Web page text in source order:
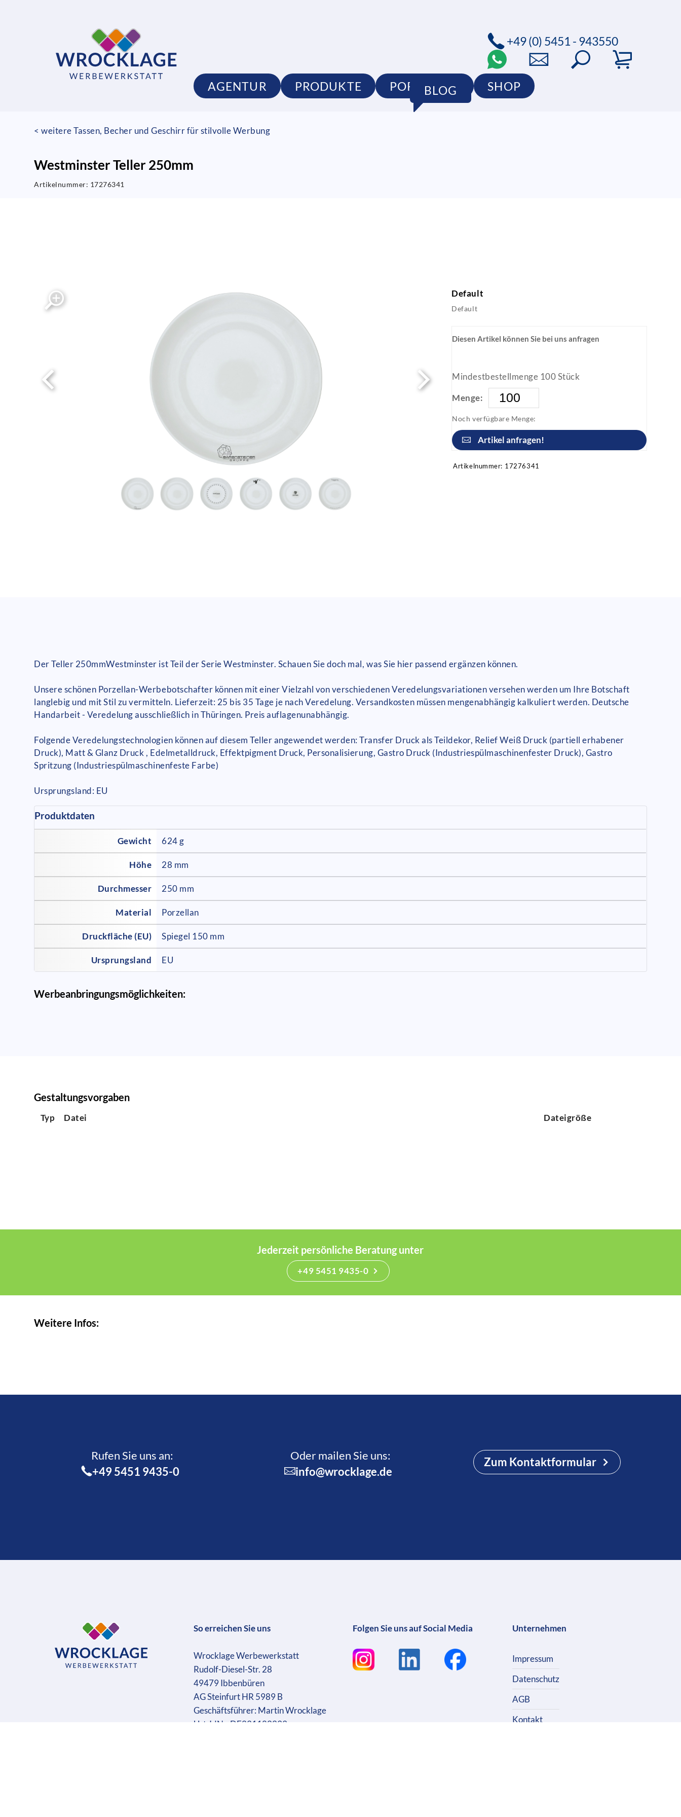
AGENTUR PRODUKTE PORTFOLIO SHOP
BLOG
+49 (0) 5451 - 943550
< weitere Tassen, Becher und Geschirr für stilvolle Werbung
Westminster Teller 250mm
Artikelnummer: 17276341
Default
Default
Diesen Artikel können Sie bei uns anfragen
Mindestbestellmenge 100 Stück
Menge:
Noch verfügbare Menge:
Artikel anfragen!
Artikelnummer: 17276341
Der Teller 250mmWestminster ist Teil der Serie Westminster. Schauen Sie doch mal, was Sie hier passend ergänzen können.
Unsere schönen Porzellan-Werbebotschafter können mit einer Vielzahl von verschiedenen Veredelungsvariationen versehen werden um Ihre Botschaft
langlebig und mit Stil zu vermitteln. Lieferzeit: 25 bis 35 Tage je nach Veredelung. Versandkosten müssen mengenabhängig kalkuliert werden. Deutsche
Handarbeit - Veredelung ausschließlich in Thüringen. Preis auflagenunabhängig.
Folgende Veredelungstechnologien können auf diesem Teller angewendet werden: Transfer Druck als Teildekor, Relief Weiß Druck (partiell erhabener
Druck), Matt & Glanz Druck , Edelmetalldruck, Effektpigment Druck, Personalisierung, Gastro Druck (Industriespülmaschinenfester Druck), Gastro
Spritzung (Industriespülmaschinenfeste Farbe)
Ursprungsland: EU
Produktdaten
Gewicht 624 g
Höhe 28 mm
Durchmesser 250 mm
Material Porzellan
Druckfläche (EU) Spiegel 150 mm
Ursprungsland EU
Werbeanbringungsmöglichkeiten:
Gestaltungsvorgaben
Typ Datei Dateigröße
Jederzeit persönliche Beratung unter
+49 5451 9435-0
Weitere Infos:
Rufen Sie uns an:­
+49 5451 9435-0
Oder mailen Sie uns:
info@wrocklage.de
Zum Kontaktformular
So erreichen Sie uns
Wrocklage Werbewerkstatt
Rudolf-Diesel-Str. 28
49479 Ibbenbüren
AG Steinfurt HR 5989 B
Geschäftsführer: Martin Wrocklage
Ust-IdNr. DE231182233
Folgen Sie uns auf Social Media Unternehmen
Impressum
Datenschutz
AGB
Kontakt